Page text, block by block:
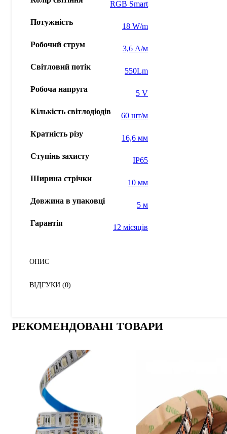
RGB Smart
Потужність 18 W/m
Робочий струм 3,6 А/м
Світловий потік 550Lm
Робоча напруга 5 V
Кількість світлодіодів 60 шт/м
Кратність різу 16,6 мм
Ступінь захисту IP65
Ширина стрічки 10 мм
Довжина в упаковці 5 м
Гарантія 12 місяців
ОПИС
ВІДГУКИ (0)
РЕКОМЕНДОВАНІ ТОВАРИ